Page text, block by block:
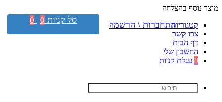
מוצר נוסף בהצלחה
קטגוריות
צרו קשר
דף הבית
החשבון שלי
0 עגלת קניות
התחברות \ הרשמה סל קניות 0
0